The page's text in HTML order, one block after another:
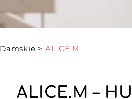
Damskie > ALICE.M
ALICE.M –